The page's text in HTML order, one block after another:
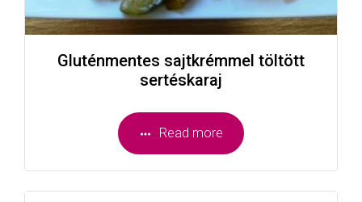
Gluténmentes sajtkrémmel töltött
sertéskaraj
Read more